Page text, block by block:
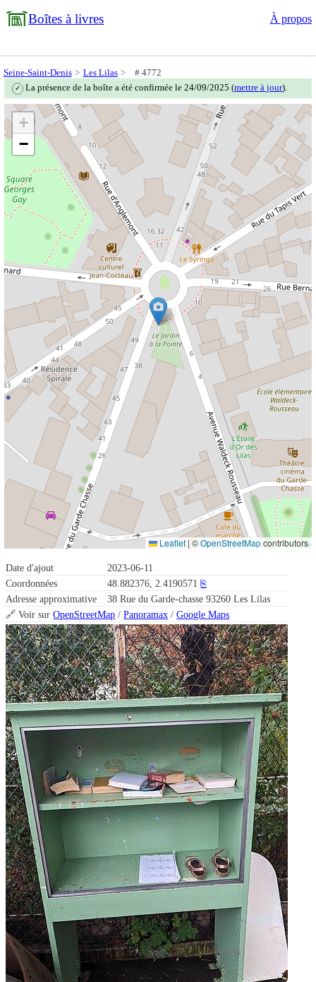
Boîtes à livres À propos
Seine-Saint-Denis Les Lilas # 4772
✓ La présence de la boîte a été confirmée le 24/09/2025 (mettre à jour).
Date d'ajout
2023-06-11
Coordonnées
48.882376, 2.4190571 ⎘
Adresse approximative
38 Rue du Garde-chasse 93260 Les Lilas
🔗 Voir surOpenStreetMap /Panoramax /Google Maps
+
−
Leaflet | ©OpenStreetMapcontributors